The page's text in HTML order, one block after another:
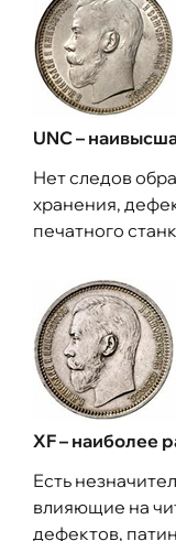
UNC –
Нет следов
хранения,
печатного
XF – наиболее
Есть
влияющие на
дефектов,